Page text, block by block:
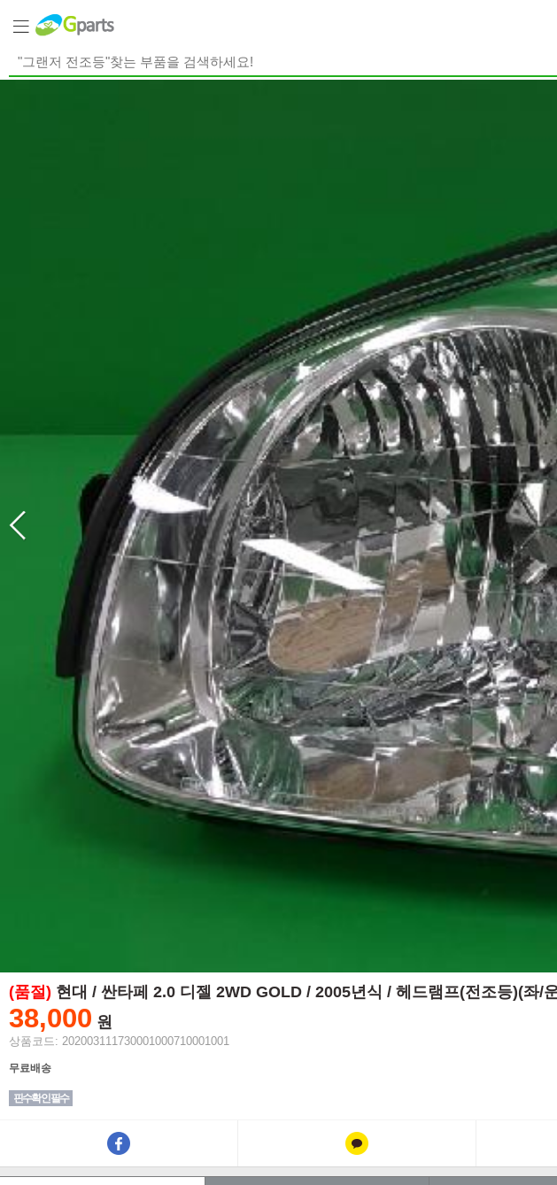
(품절) 현대 / 싼타페 2.0 디젤 2WD GOLD / 2005년식 / 헤드램프(전조등)(좌/
38,000 원
상품코드: 202003111730001000710001001
무료배송
핀수확인 필수